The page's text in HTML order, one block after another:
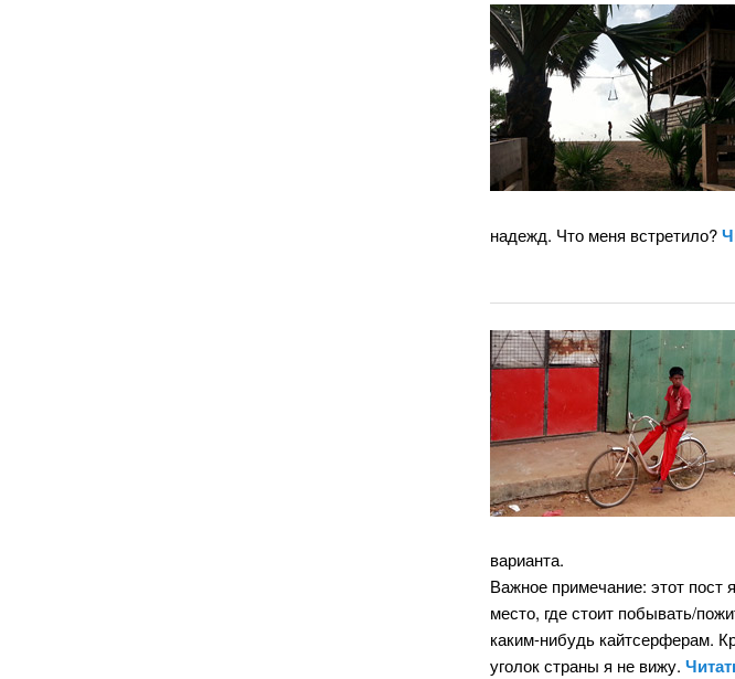
надежд. Что меня встретило?
варианта.
Важное примечание: этот пост
место, где стоит побывать/
каким-нибудь кайтсерферам.
уголок страны я не вижу.